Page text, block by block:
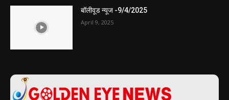
बॉलीवूड न्यूज -9/4/2025
April 9, 2025